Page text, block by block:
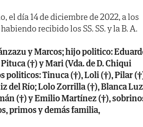
el día 14 de diciembre de 2022, a los
recibido los SS. SS. y la B. A.
y Marcos; hijo politico:
(†) y Mari (Vda. de D. Chiqui
politicos: Tinuca (†), Loli (†), Pilar
del Río; Lolo Zorrilla (†), Blanca Luz
(†) y Emilio Martínez (†),
primos y demás familia,